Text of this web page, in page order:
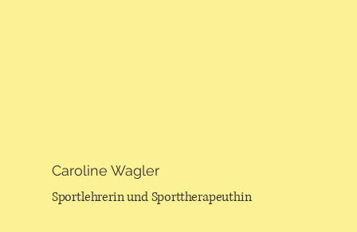
Caroline Wagler
Sportlehrerin und Sporttherapeuthin